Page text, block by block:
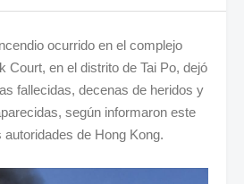
ocurrido en el complejo
Court, en el distrito de Tai Po, dejó
fallecidas, decenas de heridos y
según informaron este
autoridades de Hong Kong.